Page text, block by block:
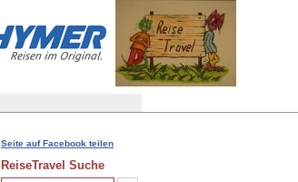
Seite auf Facebook teilen
ReiseTravel Suche